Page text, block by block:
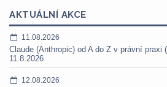
AKTUÁLNÍ AKCE
11.08.2026
Claude (Anthropic) od A do Z v právní
11.8.2026
12.08.2026